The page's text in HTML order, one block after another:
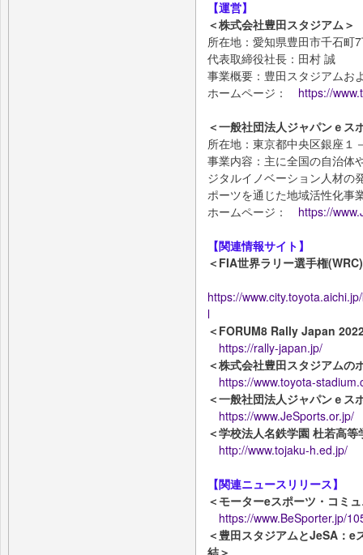
【運営】
＜株式会社豊田スタジアム＞
所在地：愛知県豊田市千石町
代表取締役社長：田村 誠
事業概要：豊田スタジアムお
ホームページ： https://
＜一般社団法人ジャパンｅス
所在地：東京都中央区銀座１
事業内容：主に全国の自治体
ジタルイノベーション人材の
ポーツを通じた地域活性化事
ホームページ： https://
【関連情報サイト】
＜FIA世界ラリー選手権
https://
l
＜FORUM8 Rally Japan
https://rally-japan.jp/
＜株式会社豊田スタジアムの
https://www.toyota-
＜一般社団法人ジャパンｅス
https://www.JeSports.or.jp/
＜学校法人名鉄学園 杜若高等
http://www.tojaku-h.ed.jp/
【関連ニュースリリース】
＜モーターeスポーツ・コミ
https://www.BeSporter.jp/
＜豊田スタジアムとJeSA：e
結＞